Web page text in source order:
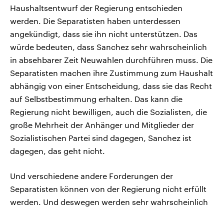
Haushaltsentwurf der Regierung entschieden
werden. Die Separatisten haben unterdessen
angekündigt, dass sie ihn nicht unterstützen. Das
würde bedeuten, dass Sanchez sehr wahrscheinlich
in absehbarer Zeit Neuwahlen durchführen muss. Die
Separatisten machen ihre Zustimmung zum Haushalt
abhängig von einer Entscheidung, dass sie das Recht
auf Selbstbestimmung erhalten. Das kann die
Regierung nicht bewilligen, auch die Sozialisten, die
große Mehrheit der Anhänger und Mitglieder der
Sozialistischen Partei sind dagegen, Sanchez ist
dagegen, das geht nicht.
Und verschiedene andere Forderungen der
Separatisten können von der Regierung nicht erfüllt
werden. Und deswegen werden sehr wahrscheinlich